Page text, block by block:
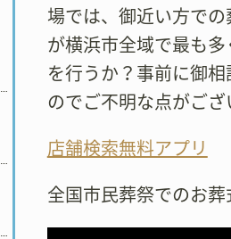
場では、御近い方で
が横浜市全域で最も
を行うか？事前に御
のでご不明な点がござ
店舗検索無料アプリ
全国市民葬祭でのお葬